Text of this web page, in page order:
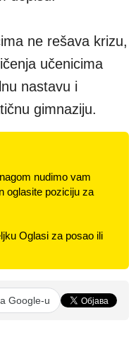
ne rešava krizu,
učenicima
nastavu i
gimnaziju.
nudimo vam
oglasite poziciju za
Oglasi za posao ili
Google-u